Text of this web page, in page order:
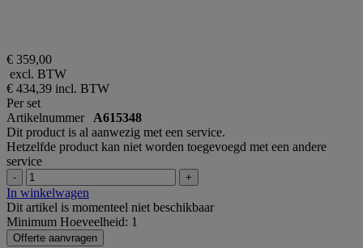
€ 359,00
excl. BTW
€ 434,39 incl. BTW
Per set
Artikelnummer A615348
Dit product is al aanwezig met een service.
Hetzelfde product kan niet worden toegevoegd met een andere
service
- +
In winkelwagen
Dit artikel is momenteel niet beschikbaar
Minimum Hoeveelheid: 1
Offerte aanvragen